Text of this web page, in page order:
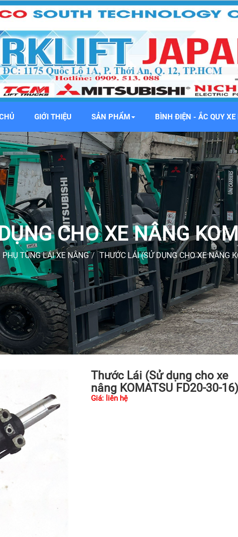
GIỚI THIỆU SẢN PHẨM BÌNH ĐIỆN - ẮC QUY XE
CHO XE NÂNG
PHỤ TÙNG LÁI XE NÂNG THƯỚC LÁI (SỬ DỤNG CHO XE NÂNG
Thước Lái (Sử dụng cho xe
nâng KOMATSU FD20-30-16)
Giá: liên hệ